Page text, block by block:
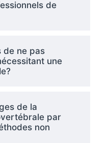
de
de ne pas
une
de la
par
non